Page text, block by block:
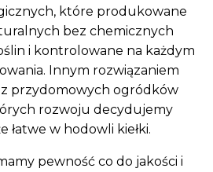
które produkowane
bez chemicznych
i kontrolowane na każdym
Innym rozwiązaniem
przydomowych ogródków
rozwoju decydujemy
łatwe w hodowli kiełki.
pewność co do jakości i